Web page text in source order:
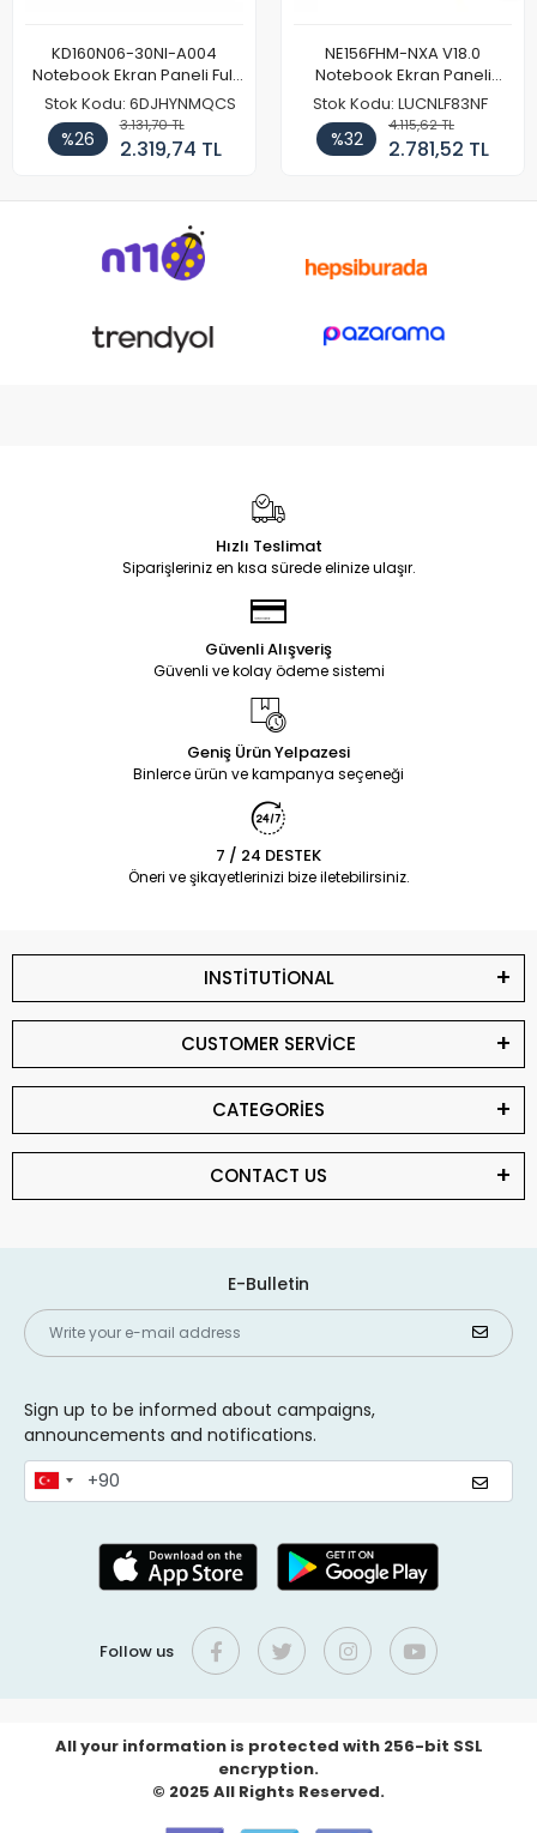
KD160N06-30NI-A004
Notebook Ekran Paneli Full
HD
Stok Kodu: 6DJHYNMQCS
%26
3.131,70 TL
2.319,74 TL
NE156FHM-NXA V18.0
Notebook Ekran Paneli
144Hz
Stok Kodu: LUCNLF83NF
%32
4.115,62 TL
2.781,52 TL
Hızlı Teslimat
Siparişleriniz en kısa sürede elinize ulaşır.
Güvenli Alışveriş
Güvenli ve kolay ödeme sistemi
Geniş Ürün Yelpazesi
Binlerce ürün ve kampanya seçeneği
7 / 24 DESTEK
Öneri ve şikayetlerinizi bize iletebilirsiniz.
INSTİTUTİONAL
CUSTOMER SERVİCE
CATEGORİES
CONTACT US
E-Bulletin
Sign up to be informed about campaigns,
announcements and notifications.
Follow us
All your information is protected with 256-bit SSL
encryption.
© 2025 All Rights Reserved.